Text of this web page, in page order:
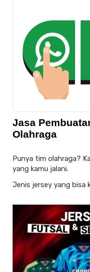
Jasa
Olahraga
Punya tim olahraga?
yang kamu jalani.
Jenis jersey yang bisa